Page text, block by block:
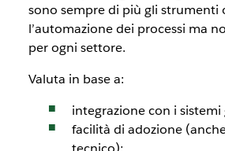
sono sempre di più gli strumenti
l’automazione dei processi ma
per ogni settore.
Valuta in base a:
integrazione con i sistemi
facilità di adozione